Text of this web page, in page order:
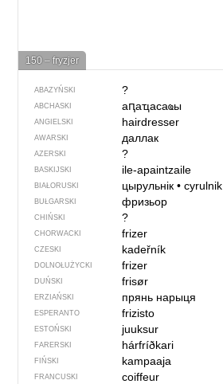
150 – fryzjer
ABAZYŃSKI ?
ABCHASKI аԥаҵасаҩы
ANGIELSKI hairdresser
AWARSKI даллак
AZERSKI ?
BASKIJSKI ile-apaintzaile
BIAŁORUSKI цырульнік• cyrulnik
BUŁGARSKI фризьор
CHIŃSKI ?
CHORWACKI frizer
CZESKI kadeřník
DOLNOŁUŻYCKI frizer
DUŃSKI frisør
ERZIAŃSKI прянь нарыця
ESPERANTO frizisto
ESTOŃSKI juuksur
FARERSKI hárfríðkari
FIŃSKI kampaaja
FRANCUSKI coiffeur